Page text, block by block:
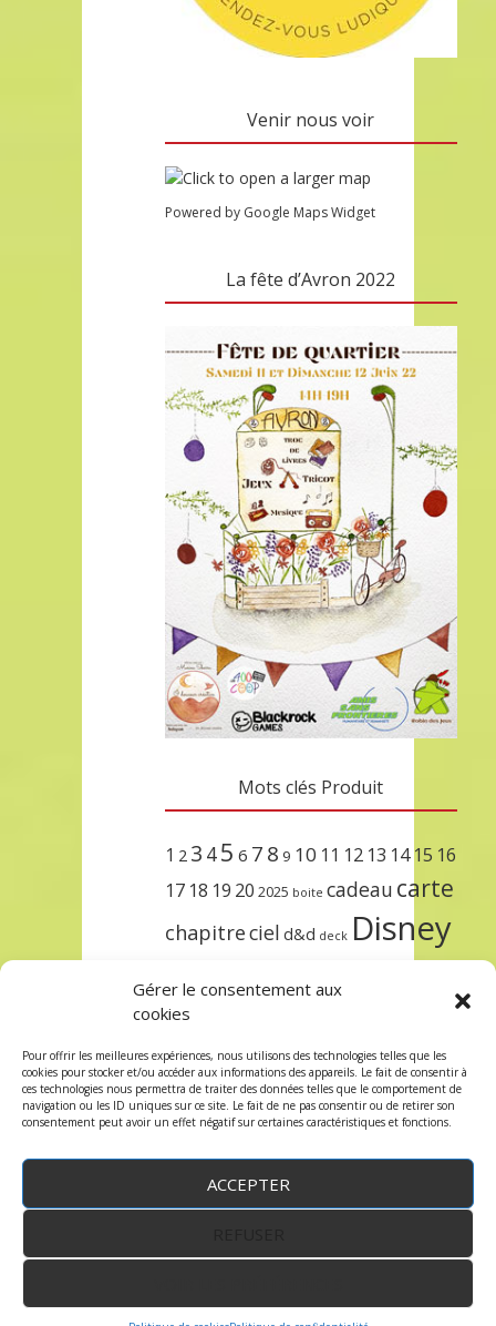
Gérer le consentement aux
cookies
Pour offrir les meilleures expériences, nous utilisons des technologies telles que les
cookies pour stocker et/ou accéder aux informations des appareils. Le fait de consentir à
ces technologies nous permettra de traiter des données telles que le comportement de
navigation ou les ID uniques sur ce site. Le fait de ne pas consentir ou de retirer son
consentement peut avoir un effet négatif sur certaines caractéristiques et fonctions.
ACCEPTER
Venir nous voir
Powered by Google Maps Widget
La fête d’Avron 2022
Mots clés Produit
1 2 3 45 6 7 8 9 10 11 12 13 14 15 16
17 18 19 20 2025 boite cadeau carte
chapitreciel d&d deck Disney
lorcana
protègeprécommandesetsleeve
terre trois unlockursula étincelant
Copyright © 2023 robindesjeux.com -Mentions